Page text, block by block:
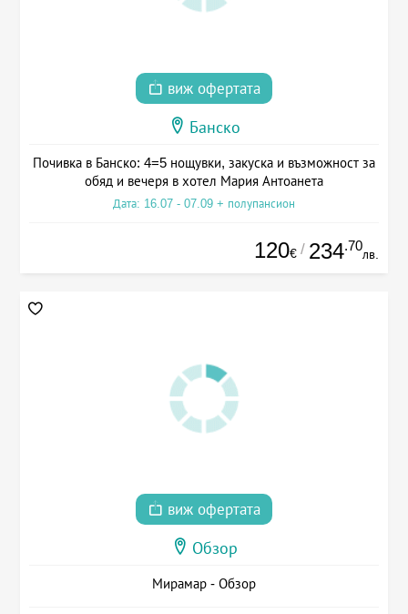
виж офертата
Банско
Почивка в Банско: 4=5 нощувки, закуска и възможност за
обяд и вечеря в хотел Мария Антоанета
Дата: 16.07 - 07.09 + полупансион
120€ / 234.70
лв.
виж офертата
Обзор
Мирамар - Обзор